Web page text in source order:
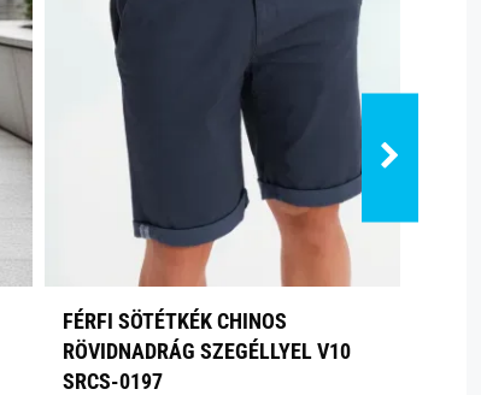
FÉRFI SÖTÉTKÉK CHINOS
RÖVIDNADRÁG SZEGÉLLYEL V10
SRCS-0197